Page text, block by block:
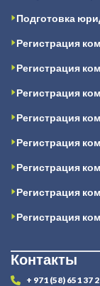
Подготовка
Регистрация
Регистрация
Регистрация
Регистрация
Регистрация
Регистрация
Регистрация
Регистрация
Контакты
+ 971 (58) 651 37